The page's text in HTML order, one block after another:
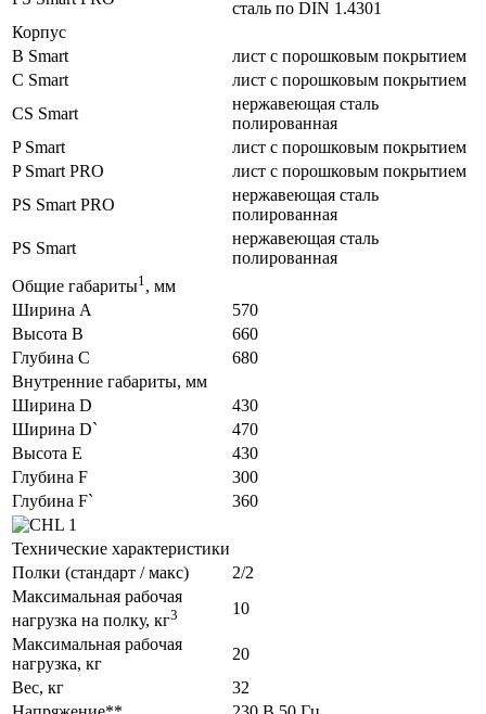
сталь по DIN 1.4301
Корпус
B Smart
лист с порошковым покрытием
C Smart
лист с порошковым покрытием
CS Smart
нержавеющая сталь
полированная
P Smart
лист с порошковым покрытием
P Smart PRO
лист с порошковым покрытием
PS Smart PRO
нержавеющая сталь
полированная
PS Smart
нержавеющая сталь
полированная
Общие габариты1 , мм
Ширина A
570
Высота B
660
Глубина C
680
Внутренние габариты, мм
Ширина D
430
Ширина D`
470
Высота E
430
Глубина F
300
Глубина F`
360
Технические характеристики
Полки (стандарт / макс)
2/2
Максимальная рабочая
нагрузка на полку, кг3
10
Максимальная рабочая
нагрузка, кг
20
Вес, кг
32